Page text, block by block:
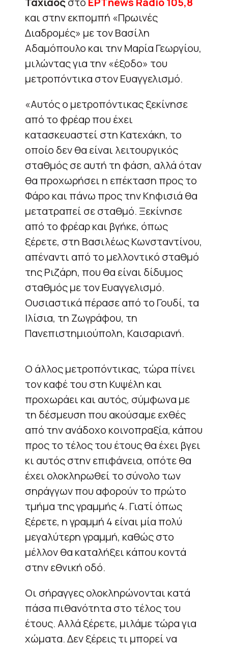
και στην εκπομπή «Πρωινές
Διαδρομές» με τον Βασίλη
Αδαμόπουλο και την Μαρία Γεωργίου,
μιλώντας για την «έξοδο» του
μετροπόντικα στον Ευαγγελισμό.
«Αυτός ο μετρoπόντικας ξεκίνησε
από το φρέαρ που έχει
κατασκευαστεί στη Κατεχάκη, το
οποίο δεν θα είναι λειτουργικός
σταθμός σε αυτή τη φάση, αλλά όταν
θα προχωρήσει η επέκταση προς το
Φάρο και πάνω προς την Κηφισιά θα
μετατραπεί σε σταθμό. Ξεκίνησε
από το φρέαρ και βγήκε, όπως
ξέρετε, στη Βασιλέως Κωνσταντίνου,
απέναντι από το μελλοντικό σταθμό
της Ριζάρη, που θα είναι δίδυμος
σταθμός με τον Ευαγγελισμό.
Ουσιαστικά πέρασε από το Γουδί, τα
Ιλίσια, τη Ζωγράφου, τη
Πανεπιστημιούπολη, Καισαριανή.
Ο άλλος μετρoπόντικας, τώρα πίνει
τον καφέ του στη Κυψέλη και
προχωράει και αυτός, σύμφωνα με
τη δέσμευση που ακούσαμε εχθές
από την ανάδοχο κοινοπραξία, κάπου
προς το τέλος του έτους θα έχει βγει
κι αυτός στην επιφάνεια, οπότε θα
έχει ολοκληρωθεί το σύνολο των
σηράγγων που αφορούν το πρώτο
τμήμα της γραμμής 4. Γιατί όπως
ξέρετε, η γραμμή 4 είναι μία πολύ
μεγαλύτερη γραμμή, καθώς στο
μέλλον θα καταλήξει κάπου κοντά
στην εθνική οδό.
Οι σήραγγες ολοκληρώνονται κατά
πάσα πιθανότητα στο τέλος του
έτους. Αλλά ξέρετε, μιλάμε τώρα για
χώματα. Δεν ξέρεις τι μπορεί να